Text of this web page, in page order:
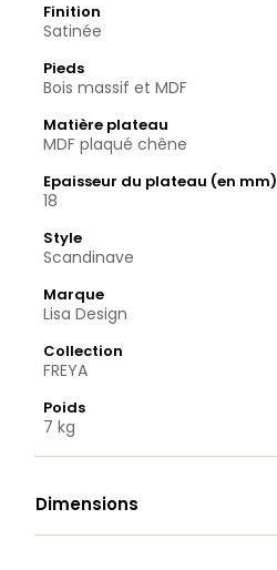
Finition
Satinée
Pieds
Bois massif et MDF
Matière plateau
MDF plaqué chêne
Epaisseur du plateau (en mm)
18
Style
Scandinave
Marque
Lisa Design
Collection
FREYA
Poids
7 kg
Dimensions